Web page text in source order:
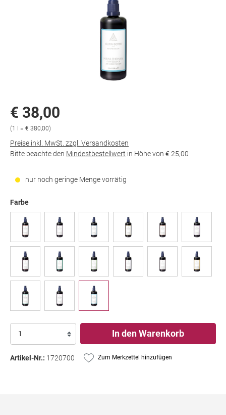
€ 38,00
(1 l = € 380,00)
Preise inkl. MwSt. zzgl. Versandkosten
Bitte beachte den Mindestbestellwert in Höhe von € 25,00
nur noch geringe Menge vorrätig
Farbe
In den Warenkorb
Artikel-Nr.: 1720700 Zum Merkzettel hinzufügen